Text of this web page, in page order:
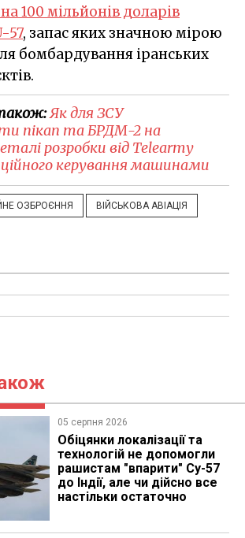
100 мільйонів доларів
57, запас яких значною мірою
бомбардування іранських
Як для ЗСУ
пікап та БРДМ-2 на
розробки від Telearmy
керування машинами
ОЗБРОЄННЯ ВІЙСЬКОВА АВІАЦІЯ
05 серпня 2026
Обіцянки локалізації та
технологій не допомогли
рашистам "впарити" Су-57
до Індії, але чи дійсно все
настільки остаточно